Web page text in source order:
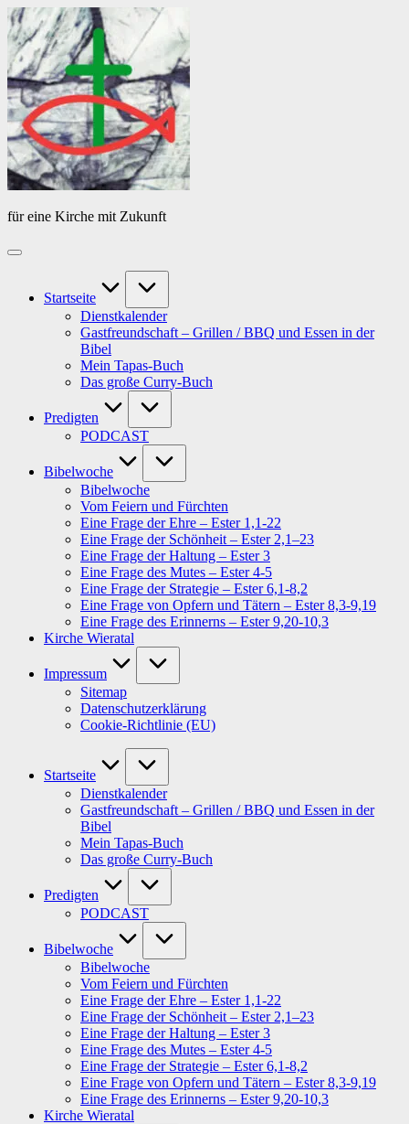
Skip
to
content
von
PfarrerB
für eine Kirche mit Zukunft
Startseite
Dienstkalender
Gastfreundschaft – Grillen / BBQ und Essen in der
Bibel
Mein Tapas-Buch
Das große Curry-Buch
Predigten
PODCAST
Bibelwoche
Bibelwoche
Vom Feiern und Fürchten
Eine Frage der Ehre – Ester 1,1-22
Eine Frage der Schönheit – Ester 2,1–23
Eine Frage der Haltung – Ester 3
Eine Frage des Mutes – Ester 4-5
Eine Frage der Strategie – Ester 6,1-8,2
Eine Frage von Opfern und Tätern – Ester 8,3-9,19
Eine Frage des Erinnerns – Ester 9,20-10,3
Kirche Wieratal
Impressum
Sitemap
Datenschutzerklärung
Cookie-Richtlinie (EU)
Startseite
Dienstkalender
Gastfreundschaft – Grillen / BBQ und Essen in der
Bibel
Mein Tapas-Buch
Das große Curry-Buch
Predigten
PODCAST
Bibelwoche
Bibelwoche
Vom Feiern und Fürchten
Eine Frage der Ehre – Ester 1,1-22
Eine Frage der Schönheit – Ester 2,1–23
Eine Frage der Haltung – Ester 3
Eine Frage des Mutes – Ester 4-5
Eine Frage der Strategie – Ester 6,1-8,2
Eine Frage von Opfern und Tätern – Ester 8,3-9,19
Eine Frage des Erinnerns – Ester 9,20-10,3
Kirche Wieratal